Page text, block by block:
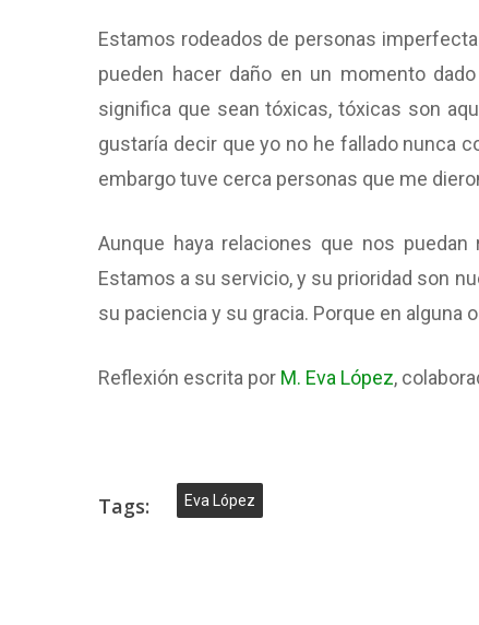
Estamos rodeados de personas
pueden hacer daño en un momento
significa que sean tóxicas, tóxicas son
gustaría decir que yo no he fallado nunca
embargo tuve cerca personas que me
Aunque haya relaciones que nos
Estamos a su servicio, y su prioridad son
su paciencia y su gracia. Porque en
Reflexión escrita por M. Eva López,
Tags: Eva López